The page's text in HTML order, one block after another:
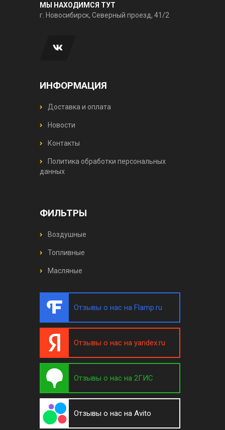
МЫ НАХОДИМСЯ ТУТ
г. Новосибирск, Северный проезд, 41/2
ИНФОРМАЦИЯ
Доставка и оплата
Новости
Контакты
Политика обработки персональных
данных
ФИЛЬТРЫ
Воздушные
Топливные
Масляные
Отзывы о нас на Flamp.ru
Отзывы о нас на yandex.ru
Отзывы о нас на 2ГИС
Отзывы о нас на Avito